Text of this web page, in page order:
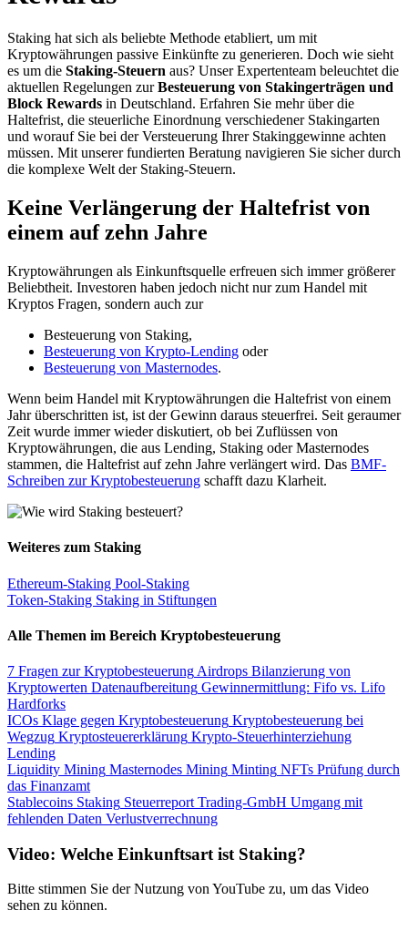
Staking hat sich als beliebte Methode etabliert, um mit
Kryptowährungen passive Einkünfte zu generieren. Doch wie sieht
es um die Staking-Steuern aus? Unser Expertenteam beleuchtet die
aktuellen Regelungen zurBesteuerung von Stakingerträgen und
Block Rewards in Deutschland. Erfahren Sie mehr über die
Haltefrist, die steuerliche Einordnung verschiedener Stakingarten
und worauf Sie bei der Versteuerung Ihrer Stakinggewinne achten
müssen. Mit unserer fundierten Beratung navigieren Sie sicher durch
die komplexe Welt der Staking-Steuern.
Keine Verlängerung der Haltefrist von
einem auf zehn Jahre
Kryptowährungen als Einkunftsquelle erfreuen sich immer größerer
Beliebtheit. Investoren haben jedoch nicht nur zum Handel mit
Kryptos Fragen, sondern auch zur
Besteuerung von Staking,
Besteuerung von Krypto-Lending oder
Besteuerung von Masternodes.
Wenn beim Handel mit Kryptowährungen die Haltefrist von einem
Jahr überschritten ist, ist der Gewinn daraus steuerfrei. Seit geraumer
Zeit wurde immer wieder diskutiert, ob bei Zuflüssen von
Kryptowährungen, die aus Lending, Staking oder Masternodes
stammen, die Haltefrist auf zehn Jahre verlängert wird. Das BMF-
Schreiben zur Kryptobesteuerung schafft dazu Klarheit.
Weiteres zum Staking
Ethereum-Staking Pool-Staking
Token-Staking Staking in Stiftungen
Alle Themen im Bereich Kryptobesteuerung
7 Fragen zur Kryptobesteuerung Airdrops Bilanzierung von
Kryptowerten Datenaufbereitung Gewinnermittlung: Fifo vs. Lifo
Hardforks
ICOs Klage gegen Kryptobesteuerung Kryptobesteuerung bei
Wegzug Kryptosteuererklärung Krypto-Steuerhinterziehung
Lending
Liquidity Mining Masternodes Mining Minting NFTs Prüfung durch
das Finanzamt
Stablecoins Staking Steuerreport Trading-GmbH Umgang mit
fehlenden Daten Verlustverrechnung
Video: Welche Einkunftsart ist Staking?
Bitte stimmen Sie der Nutzung von YouTube zu, um das Video
sehen zu können.